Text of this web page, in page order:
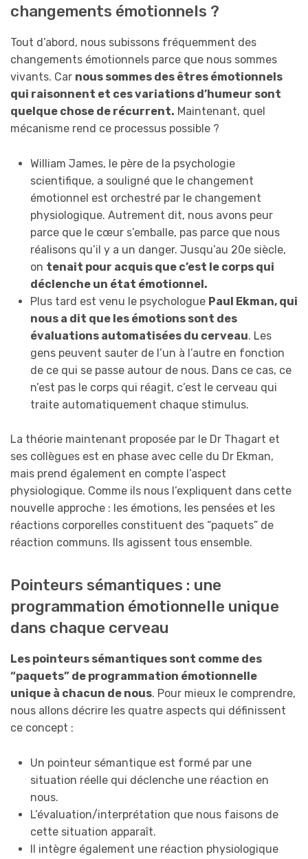
changements émotionnels ?
Tout d’abord, nous subissons fréquemment des
changements émotionnels parce que nous sommes
vivants. Car nous sommes des êtres émotionnels
qui raisonnent et ces variations d’humeur sont
quelque chose de récurrent. Maintenant, quel
mécanisme rend ce processus possible ?
William James, le père de la psychologie
scientifique, a souligné que le changement
émotionnel est orchestré par le changement
physiologique. Autrement dit, nous avons peur
parce que le cœur s’emballe, pas parce que nous
réalisons qu’il y a un danger. Jusqu’au 20e siècle,
on tenait pour acquis que c’est le corps qui
déclenche un état émotionnel.
Plus tard est venu le psychologue Paul Ekman, qui
nous a dit que les émotions sont des
évaluations automatisées du cerveau. Les
gens peuvent sauter de l’un à l’autre en fonction
de ce qui se passe autour de nous. Dans ce cas, ce
n’est pas le corps qui réagit, c’est le cerveau qui
traite automatiquement chaque stimulus.
La théorie maintenant proposée par le Dr Thagart et
ses collègues est en phase avec celle du Dr Ekman,
mais prend également en compte l’aspect
physiologique. Comme ils nous l’expliquent dans cette
nouvelle approche : les émotions, les pensées et les
réactions corporelles constituent des “paquets” de
réaction communs. Ils agissent tous ensemble.
Pointeurs sémantiques : une
programmation émotionnelle unique
dans chaque cerveau
Les pointeurs sémantiques sont comme des
“paquets” de programmation émotionnelle
unique à chacun de nous. Pour mieux le comprendre,
nous allons décrire les quatre aspects qui définissent
ce concept :
Un pointeur sémantique est formé par une
situation réelle qui déclenche une réaction en
nous.
L’évaluation/interprétation que nous faisons de
cette situation apparaît.
Il intègre également une réaction physiologique